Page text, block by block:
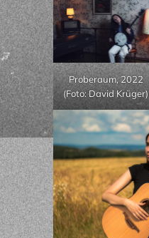
Proberaum, 2022
(Foto: David Krüger)